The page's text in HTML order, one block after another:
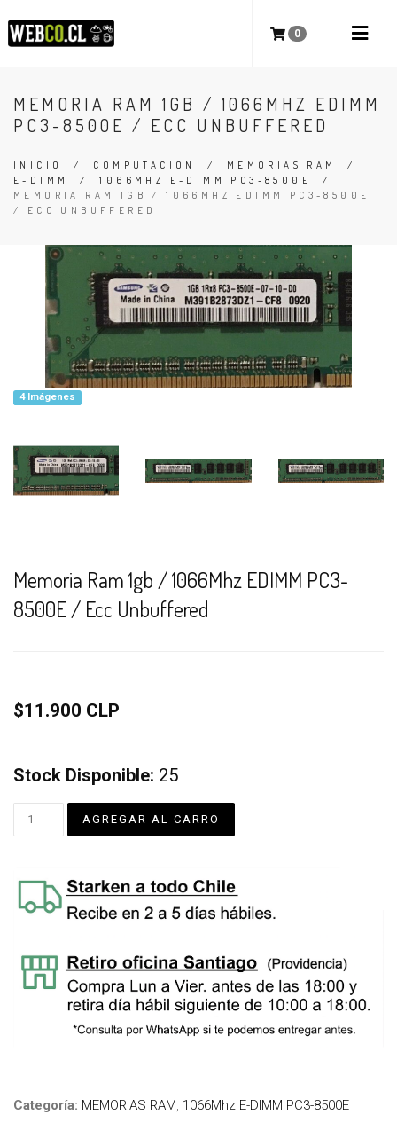
0
MEMORIA RAM 1GB / 1066MHZ EDIMM
PC3-8500E / ECC UNBUFFERED
INICIO / COMPUTACION / MEMORIAS RAM
/
E-DIMM
/1066MHZ E-DIMM PC3-8500E
/
MEMORIA RAM 1GB / 1066MHZ EDIMM PC3-8500E
/ ECC UNBUFFERED
4 Imágenes
Memoria Ram 1gb / 1066Mhz EDIMM PC3-
8500E / Ecc Unbuffered
$11.900 CLP
Stock Disponible: 25
Categoría: MEMORIAS RAM, 1066Mhz E-DIMM PC3-8500E